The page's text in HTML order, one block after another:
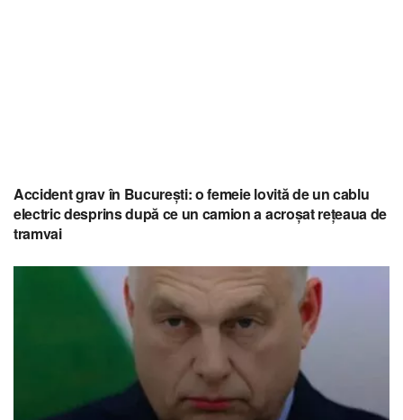
Accident grav în București: o femeie lovită de un cablu
electric desprins după ce un camion a acroșat rețeaua de
tramvai